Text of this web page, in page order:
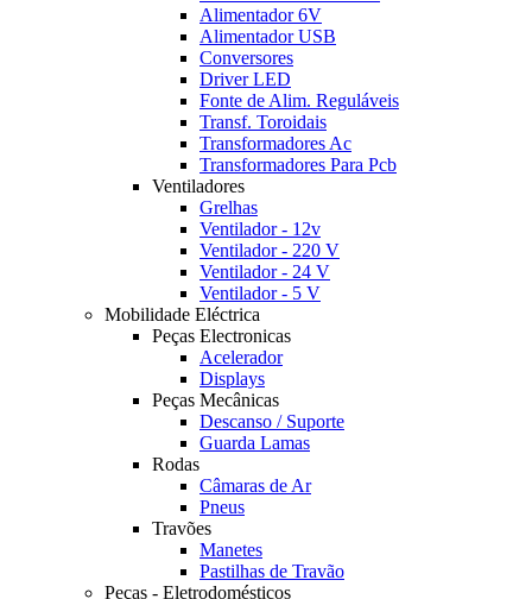
Alimentador 6V
Alimentador USB
Conversores
Driver LED
Fonte de Alim. Reguláveis
Transf. Toroidais
Transformadores Ac
Transformadores Para Pcb
Ventiladores
Grelhas
Ventilador - 12v
Ventilador - 220 V
Ventilador - 24 V
Ventilador - 5 V
Mobilidade Eléctrica
Peças Electronicas
Acelerador
Displays
Peças Mecânicas
Descanso / Suporte
Guarda Lamas
Rodas
Câmaras de Ar
Pneus
Travões
Manetes
Pastilhas de Travão
Peças - Eletrodomésticos